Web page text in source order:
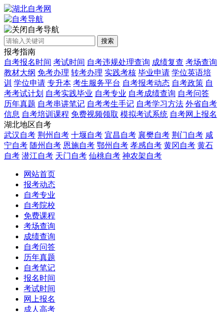
自考导航
搜索
报考指南
自考报名时间 考试时间 自考违规处理查询 成绩复查 考场查询
教材大纲 免考办理 转考办理 实践考核 毕业申请 学位英语培
训 学位申请 专升本 考生服务平台 自考报考动态 自考政策 自
考考试计划 自考实践毕业 自考专业 自考成绩查询 自考问答
历年真题 自考串讲笔记 自考考生手记 自考学习方法 外省自考
信息 自考培训课程 免费视频领取 模拟考试系统 自考网上报名
湖北地区自考
武汉自考 荆州自考 十堰自考 宜昌自考 襄樊自考 荆门自考 咸
宁自考 随州自考 恩施自考 鄂州自考 孝感自考 黄冈自考 黄石
自考 潜江自考 天门自考 仙桃自考 神农架自考
网站首页
报考动态
自考专业
自考院校
免费课程
考场查询
成绩查询
自考问答
历年真题
自考笔记
报名时间
考试时间
网上报名
成人高考